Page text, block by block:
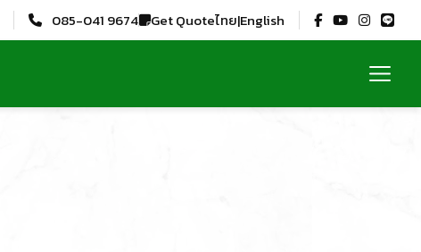
085-041 9674 Get Quoteไทย|English